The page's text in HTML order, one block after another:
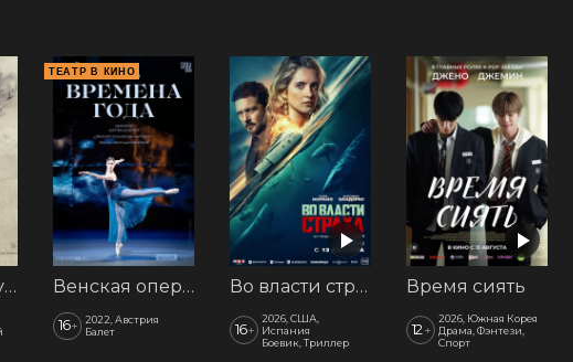
Наум. Предчувствия
ТЕАТР В КИНО
Венская опера: Времена года
16+
2022, Австрия
Балет
Во власти страха
16+
2026, США,
Испания
Боевик, Триллер
Время сиять
12+
2026, Южная Корея
Драма, Фэнтези,
Спорт